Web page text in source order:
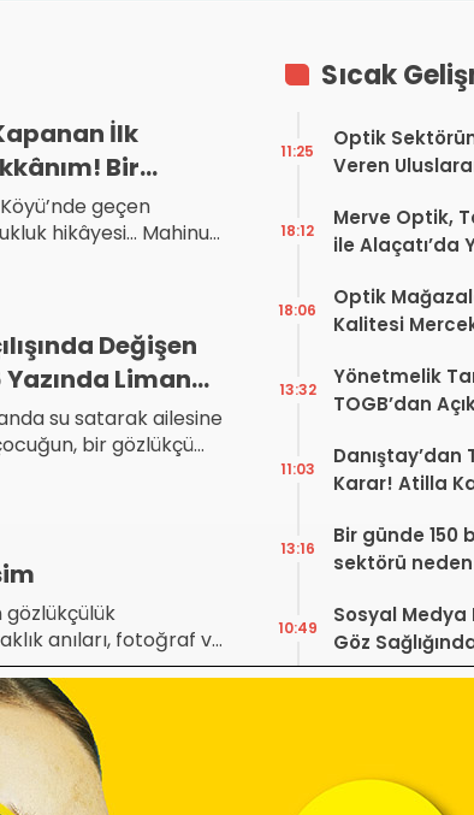
İlk
Bir
Hikâyesi
geçen
hikâyesi… Mahinur,
Değişen
Limanda
su satarak ailesine
bir gözlükçü
gözlükçülük
anıları, fotoğraf ve
kurumsallaşma
ve samimi
Sıcak
Optik
Veren
11:25
Merve Optik,
ile Alaçatı’da
18:12
Optik
Kalitesi
18:06
Yönetmelik
TOGB’dan
13:32
Danıştay’dan
Karar! Atilla
Kararı
11:03
Bir günde 150
sektörü
13:16
Sosyal Medya
Göz
Var?
10:49
TİTCK Bu
Diyecek mi?
Optik
Temmuz